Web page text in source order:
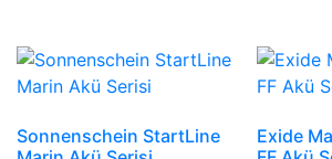
Sonnenschein StartLine
Exide